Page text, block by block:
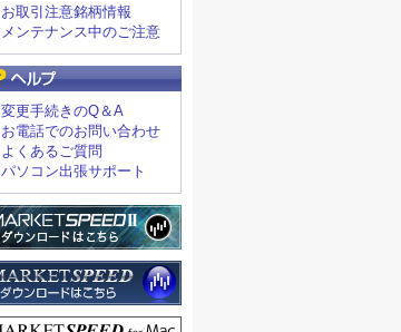
お取引注意銘柄情報
メンテナンス中のご注意
変更手続きのQ＆A
お電話でのお問い合わせ
よくあるご質問
パソコン出張サポート